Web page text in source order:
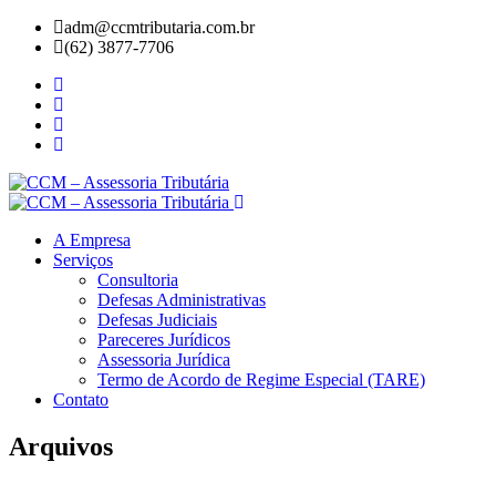
adm@ccmtributaria.com.br
(62) 3877-7706
A Empresa
Serviços
Consultoria
Defesas Administrativas
Defesas Judiciais
Pareceres Jurídicos
Assessoria Jurídica
Termo de Acordo de Regime Especial (TARE)
Contato
Arquivos